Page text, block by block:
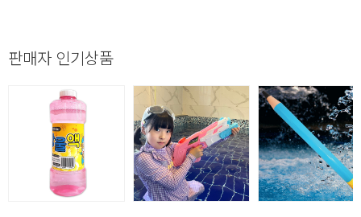
판매자 인기상품